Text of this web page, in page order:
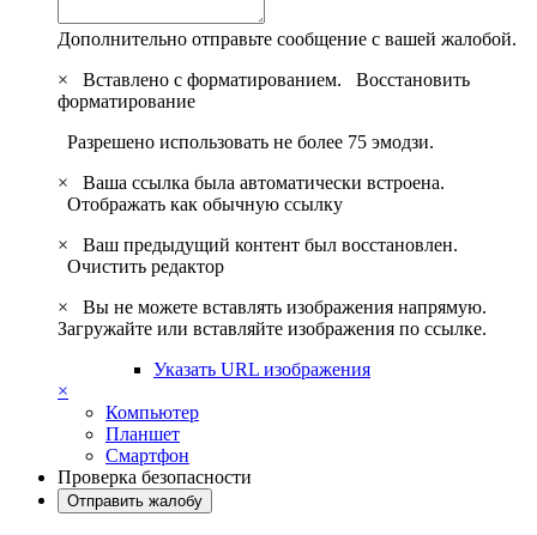
Дополнительно отправьте сообщение с вашей жалобой.
×
Вставлено с форматированием. Восстановить
форматирование
Разрешено использовать не более 75 эмодзи.
×
Ваша ссылка была автоматически встроена.
Отображать как обычную ссылку
×
Ваш предыдущий контент был восстановлен.
Очистить редактор
×
Вы не можете вставлять изображения напрямую.
Загружайте или вставляйте изображения по ссылке.
Указать URL изображения
×
Компьютер
Планшет
Смартфон
Проверка безопасности
Отправить жалобу